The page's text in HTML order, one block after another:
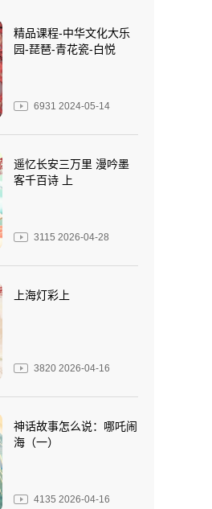
精品课程-中华文化大乐
园-琵琶-青花瓷-白悦
6931 2024-05-14
遥忆长安三万里 漫吟墨
客千百诗 上
3115 2026-04-28
上海灯彩上
3820 2026-04-16
神话故事怎么说：哪吒闹
海（一）
4135 2026-04-16